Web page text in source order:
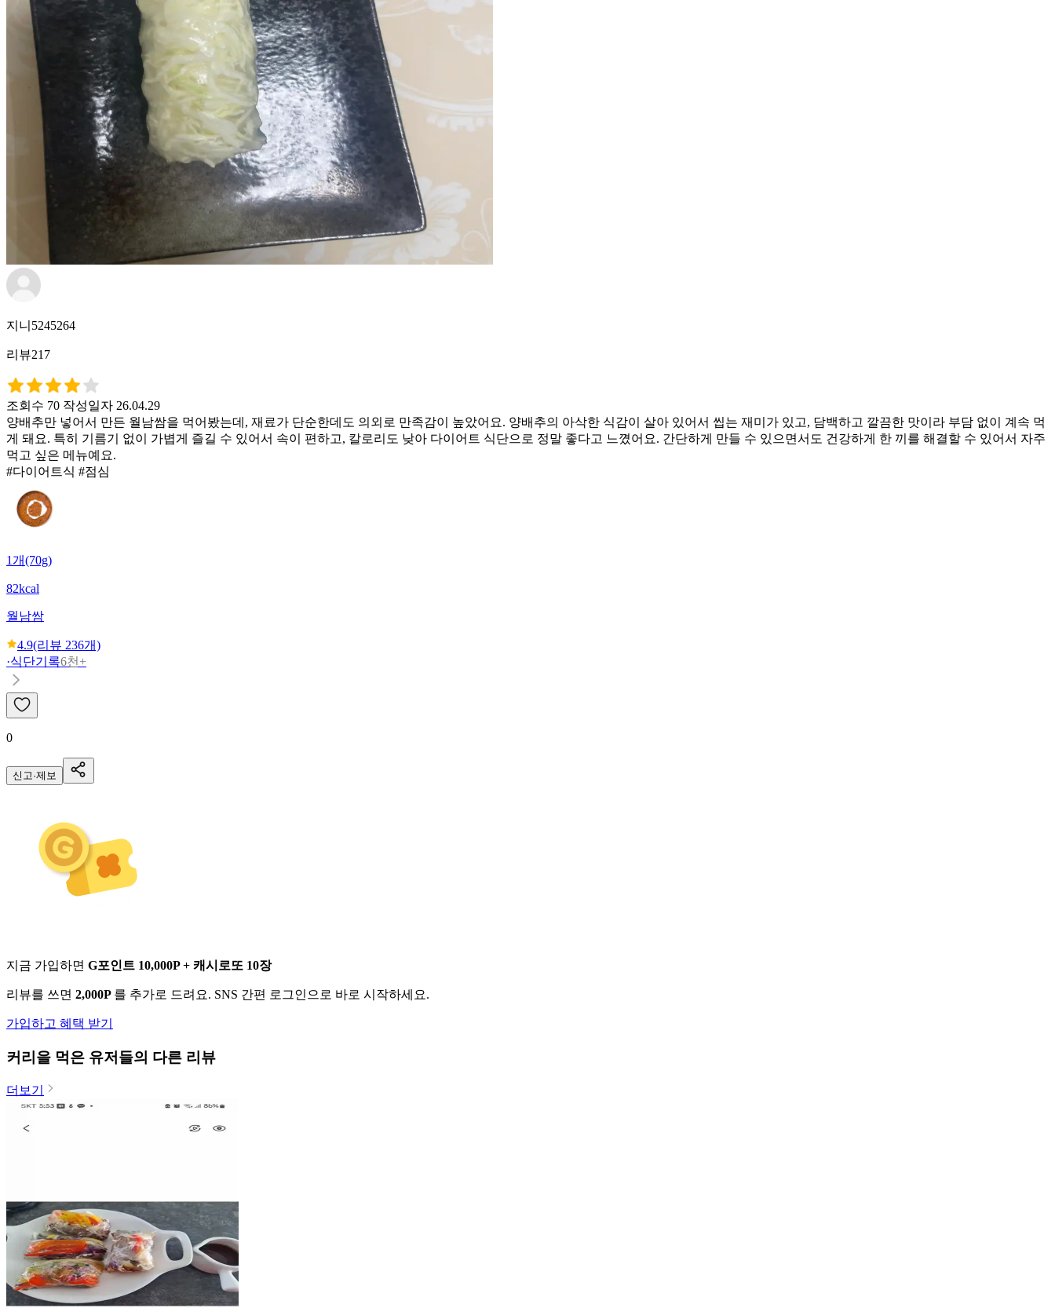
지니5245264
리뷰217
조회수 70 작성일자 26.04.29
양배추만 넣어서 만든 월남쌈을 먹어봤는데, 재료가 단순한데도 의외로 만족감이 높았어요. 양배추의 아삭한 식감이 살아 있어서 씹는 재미가 있고, 담백하고 깔끔한 맛이라 부담 없이 계속 먹
게 돼요. 특히 기름기 없이 가볍게 즐길 수 있어서 속이 편하고, 칼로리도 낮아 다이어트 식단으로 정말 좋다고 느꼈어요. 간단하게 만들 수 있으면서도 건강하게 한 끼를 해결할 수 있어서 자주
먹고 싶은 메뉴예요.
#다이어트식 #점심
1개(70g)
82kcal
월남쌈
4.9(리뷰 236개)
·식단기록6천+
0
신고·제보
지금 가입하면 G포인트 10,000P + 캐시로또 10장
리뷰를 쓰면 2,000P 를 추가로 드려요. SNS 간편 로그인으로 바로 시작하세요.
가입하고 혜택 받기
커리 을 먹은 유저들의 다른 리뷰
더보기